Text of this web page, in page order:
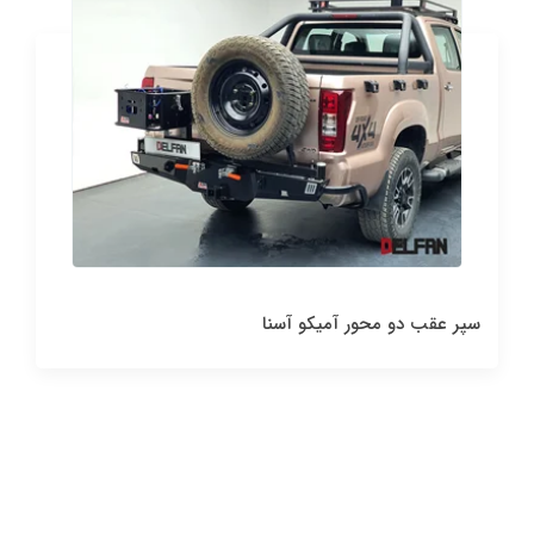
سپر عقب دو محور آمیکو آسنا